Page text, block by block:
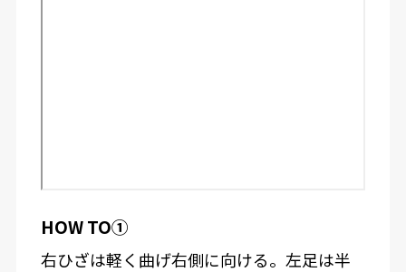
HOW TO①
右ひざは軽く曲げ右側に向ける。左足は半